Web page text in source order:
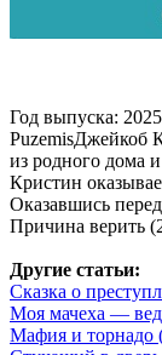
Год выпуска:
PuzemisДжейкоб
из родного дома
Кристин
Оказавшись
Причина верить
Другие статьи:
Сказка о
Моя мачеха —
Мафия и торнадо